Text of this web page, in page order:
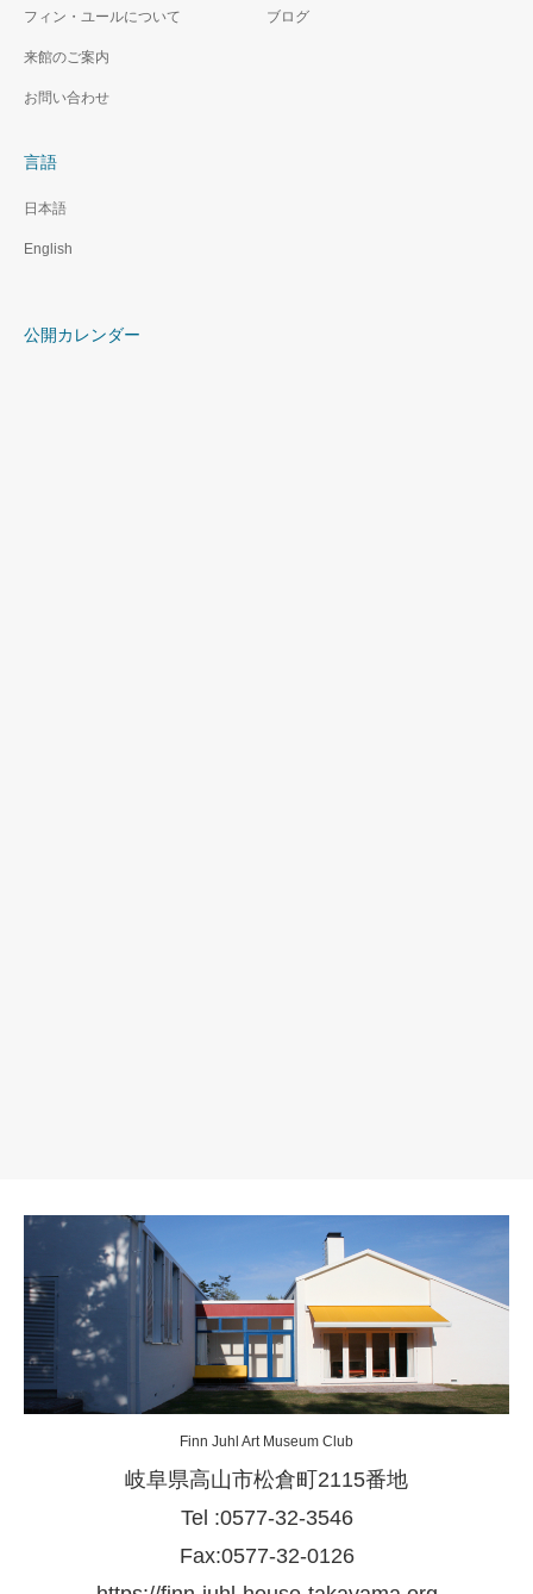
フィン・ユールについて
来館のご案内
お問い合わせ
ブログ
言語
日本語
English
公開カレンダー
Finn Juhl Art Museum Club
岐阜県高山市松倉町2115番地
Tel :0577-32-3546
Fax:0577-32-0126